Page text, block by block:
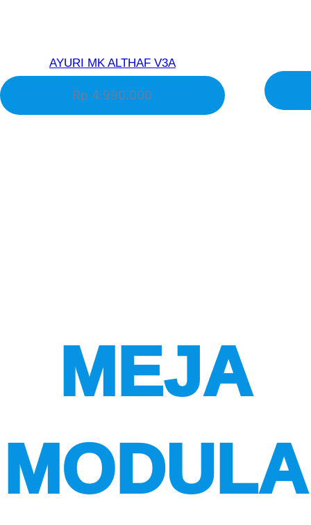
AYURI MK ALTHAF V3A
Rp 4.990.000
MEJA
MODULA